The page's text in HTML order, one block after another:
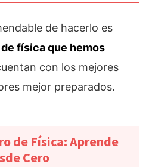
de hacerlo es
física que hemos
con los mejores
mejor preparados.
de Física: Aprende
Cero